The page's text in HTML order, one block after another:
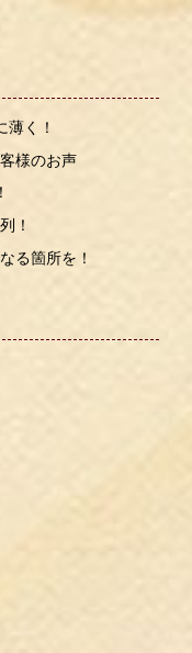
薄く！
様のお声
！
る箇所を！